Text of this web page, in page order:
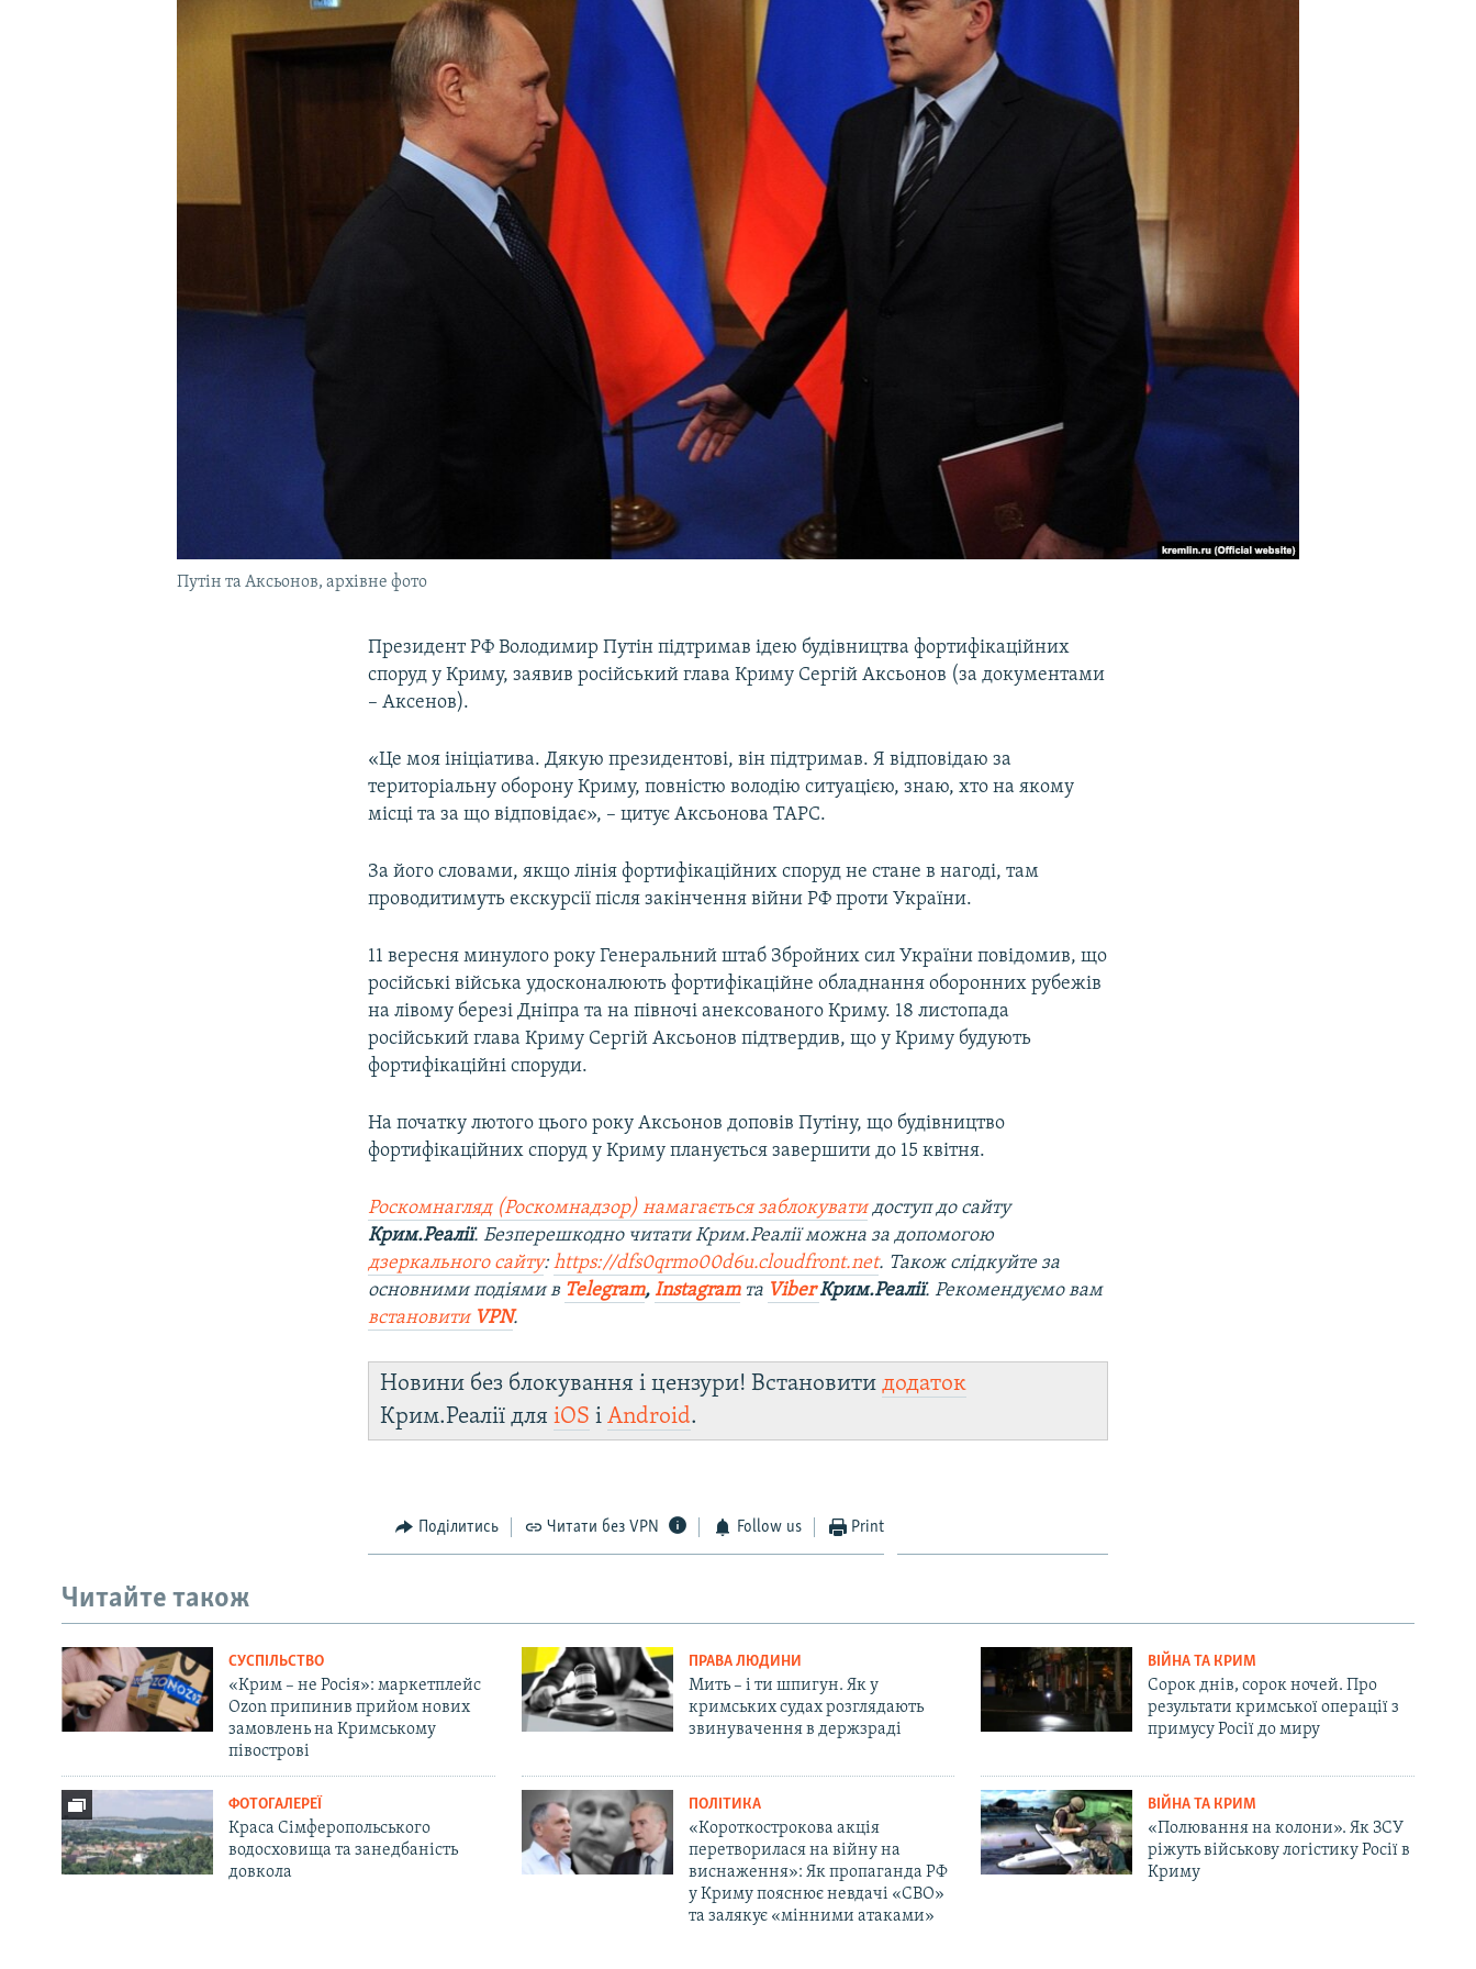
Путін та Аксьонов, архівне фото
Президент РФ Володимир Путін підтримав ідею будівництва фортифікаційних
споруд у Криму, заявив російський глава Криму Сергій Аксьонов (за документами
– Аксенов).
«Це моя ініціатива. Дякую президентові, він підтримав. Я відповідаю за
територіальну оборону Криму, повністю володію ситуацією, знаю, хто на якому
місці та за що відповідає», – цитує Аксьонова ТАРС.
За його словами, якщо лінія фортифікаційних споруд не стане в нагоді, там
проводитимуть екскурсії після закінчення війни РФ проти України.
11 вересня минулого року Генеральний штаб Збройних сил України повідомив, що
російські війська удосконалюють фортифікаційне обладнання оборонних рубежів
на лівому березі Дніпра та на півночі анексованого Криму. 18 листопада
російський глава Криму Сергій Аксьонов підтвердив, що у Криму будують
фортифікаційні споруди.
На початку лютого цього року Аксьонов доповів Путіну, що будівництво
фортифікаційних споруд у Криму планується завершити до 15 квітня.
Роскомнагляд (Роскомнадзор) намагається заблокуватидоступ до сайту
Крим.Реалії. Безперешкодно читати Крим.Реалії можна за допомогою
дзеркального сайту:https://dfs0qrmo00d6u.cloudfront.net. Також слідкуйте за
основними подіями в Telegram,Instagramта ViberКрим.Реалії. Рекомендуємо вам
встановити VPN.
Новини без блокування і цензури! Встановитидодаток
Крим.Реалії дляiOS іAndroid.
Поділитись Читати без VPN Follow us Print
Читайте також
СУСПІЛЬСТВО
«Крим – не Росія»: маркетплейс
Ozon припинив прийом нових
замовлень на Кримському
півострові
ПРАВА ЛЮДИНИ
Мить – і ти шпигун. Як у
кримських судах розглядають
звинувачення в держзраді
ВІЙНА ТА КРИМ
Сорок днів, сорок ночей. Про
результати кримської операції з
примусу Росії до миру
ФОТОГАЛЕРЕЇ
Краса Сімферопольського
водосховища та занедбаність
довкола
ПОЛІТИКА
«Короткострокова акція
перетворилася на війну на
виснаження»: Як пропаганда РФ
у Криму пояснює невдачі «СВО»
та залякує «мінними атаками»
ВІЙНА ТА КРИМ
«Полювання на колони». Як ЗСУ
ріжуть військову логістику Росії в
Криму